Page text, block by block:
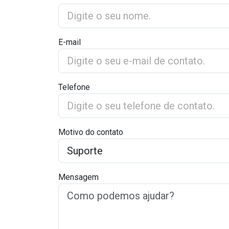
E-mail
Telefone
Motivo do contato
Mensagem